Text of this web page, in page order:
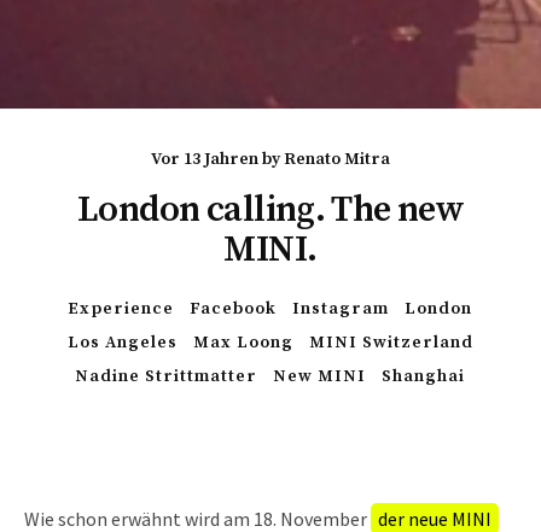
vor 13 JahrenbyRenato Mitra
London calling. The new
MINI.
Experience Facebook Instagram
London
Los Angeles
Max Loong
MINI Switzerland
Nadine Strittmatter
New MINI Shanghai
Wie schon erwähnt wird am 18. November der neue MINI